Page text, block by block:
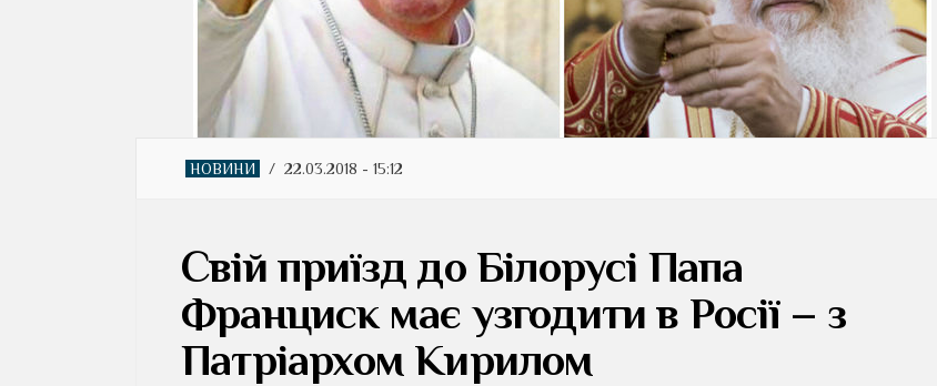
НОВИНИ / 22.03.2018 - 15:12
Свій приїзд до Білорусі Папа
Франциск має узгодити в Росії – з
Патріархом Кирилом